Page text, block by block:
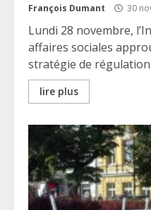
François Dumant 30
Lundi 28 novembre,
affaires sociales
stratégie de régulation
lire plus